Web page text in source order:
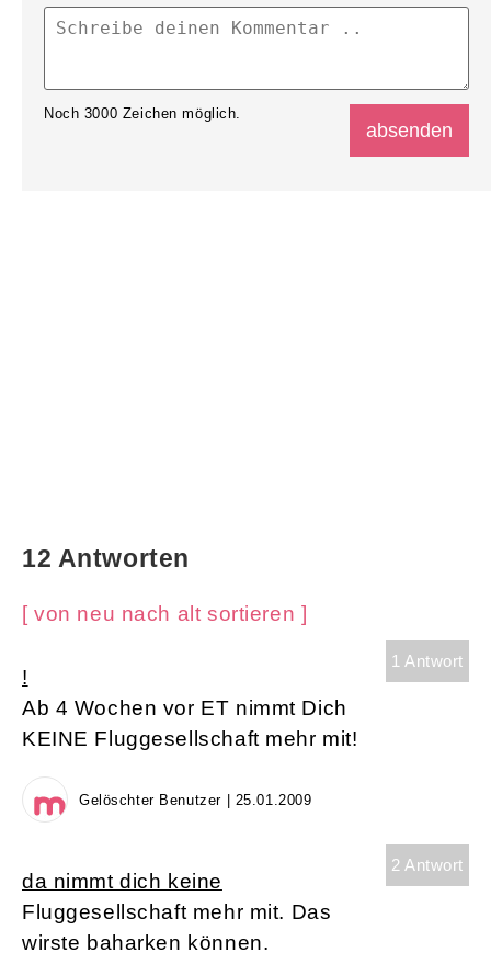
Noch 3000 Zeichen möglich.
12 Antworten
[ von neu nach alt sortieren ]
1 Antwort
!
Ab 4 Wochen vor ET nimmt Dich
KEINE Fluggesellschaft mehr mit!
Gelöschter Benutzer | 25.01.2009
2 Antwort
da nimmt dich keine
Fluggesellschaft mehr mit. Das
wirste baharken können.